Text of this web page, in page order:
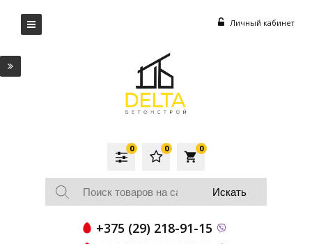
Личный кабинет
local_grocery_store
0
0
0
+375 (29) 218-91-15